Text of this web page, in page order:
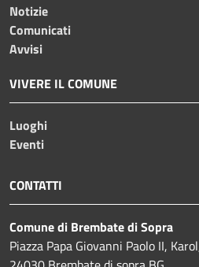
Notizie
Comunicati
Avvisi
VIVERE IL COMUNE
Luoghi
Eventi
CONTATTI
Comune di Brembate di Sopra
Piazza Papa Giovanni Paolo II,